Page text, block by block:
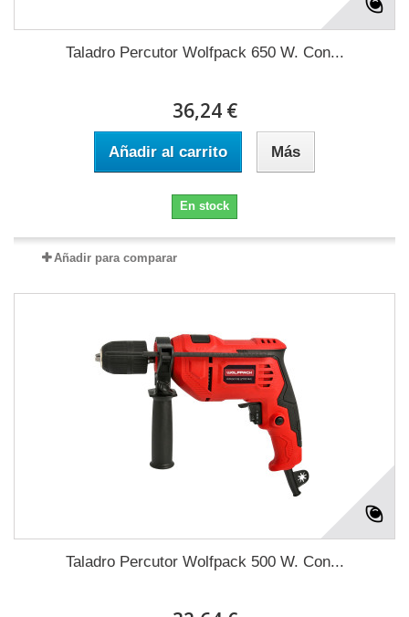
Taladro Percutor Wolfpack 650 W. Con...
36,24 €
Añadir al carrito Más
En stock
Añadir para comparar
Taladro Percutor Wolfpack 500 W. Con...